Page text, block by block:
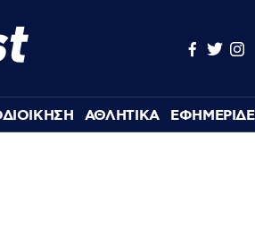
ΑΘΛΗΤΙΚΑ